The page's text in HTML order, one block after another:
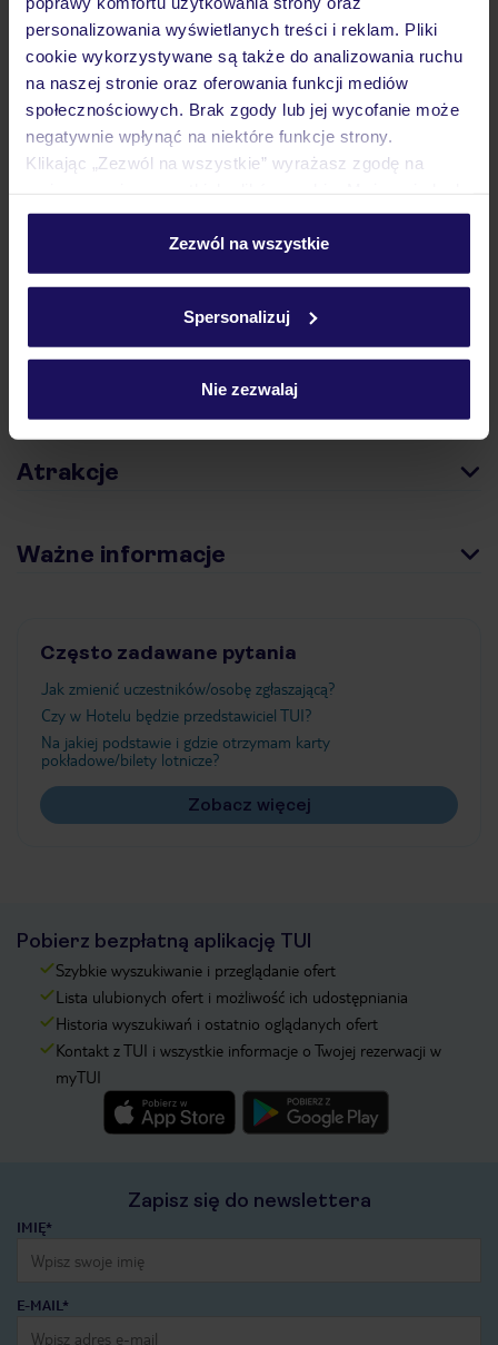
personalizowania wyświetlanych treści i reklam. Pliki
cookie wykorzystywane są także do analizowania ruchu
na naszej stronie oraz oferowania funkcji mediów
społecznościowych. Brak zgody lub jej wycofanie może
negatywnie wpłynąć na niektóre funkcje strony.
Klikając „Zezwól na wszystkie” wyrażasz zgodę na
personalizować swój wybór wchodząc w zakładkę
Szczegółowe informacje o plikach cookie znajdziesz
Zezwól na wszystkie
Spersonalizuj
Nie zezwalaj
Hotel
Opinie
Atrakcje
Ważne informacje
Często zadawane pytania
Jak zmienić uczestników/osobę zgłaszającą?
Czy w Hotelu będzie przedstawiciel TUI?
Na jakiej podstawie i gdzie otrzymam karty
pokładowe/bilety lotnicze?
Zobacz więcej
Pobierz bezpłatną aplikację TUI
Szybkie wyszukiwanie i przeglądanie ofert
Lista ulubionych ofert i możliwość ich udostępniania
Historia wyszukiwań i ostatnio oglądanych ofert
Kontakt z TUI i wszystkie informacje o Twojej rezerwacji w
myTUI
Zapisz się do newslettera
IMIĘ*
E-MAIL*